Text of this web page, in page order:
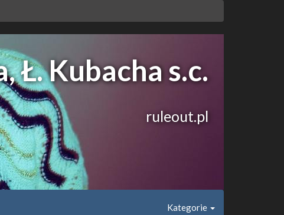
Ł. Kubacha s.c.
ruleout.pl
Kategorie